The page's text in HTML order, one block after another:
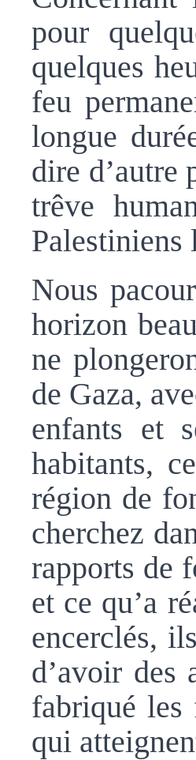
pour
quelques
feu
longue
dire d’autre
trêve
Palestiniens
Nous
horizon
ne
de Gaza,
enfants et
habitants,
région de
cherchez
rapports de
et ce qu’a
encerclés,
d’avoir des
fabriqué les
qui